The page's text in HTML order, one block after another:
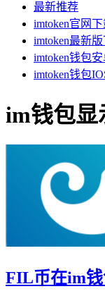
最新推荐
imtoken官网
imtoken最新
imtoken钱包
imtoken钱包
im钱包显
FIL币在im